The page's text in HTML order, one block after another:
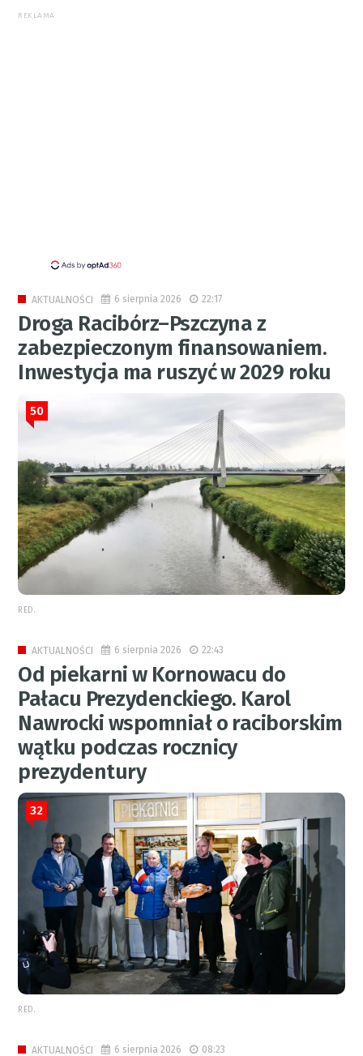
REKLAMA
AKTUALNOŚCI 6 sierpnia 2026 22:17
Droga Racibórz–Pszczyna z
zabezpieczonym finansowaniem.
Inwestycja ma ruszyć w 2029 roku
50
RED.
AKTUALNOŚCI 6 sierpnia 2026 22:43
Od piekarni w Kornowacu do
Pałacu Prezydenckiego. Karol
Nawrocki wspomniał o raciborskim
wątku podczas rocznicy
prezydentury
32
RED.
AKTUALNOŚCI 6 sierpnia 2026 08:23